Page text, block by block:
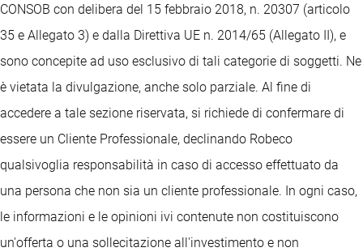
CONSOB con delibera del 15 febbraio 2018, n. 20307 (articolo
35 e Allegato 3) e dalla Direttiva UE n. 2014/65 (Allegato II), e
sono concepite ad uso esclusivo di tali categorie di soggetti. Ne
è vietata la divulgazione, anche solo parziale. Al fine di
accedere a tale sezione riservata, si richiede di confermare di
essere un Cliente Professionale, declinando Robeco
qualsivoglia responsabilità in caso di accesso effettuato da
una persona che non sia un cliente professionale. In ogni caso,
le informazioni e le opinioni ivi contenute non costituiscono
un'offerta o una sollecitazione all'investimento e non